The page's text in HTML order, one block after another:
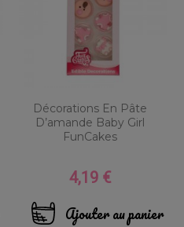
Décorations En Pâte
D’amande Baby Girl
FunCakes
Prix
4,19 €
Ajouter au panier